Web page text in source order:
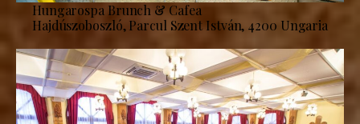
Hungarospa Brunch & Cafea
Hajdúszoboszló, Parcul Szent István, 4200 Ungaria